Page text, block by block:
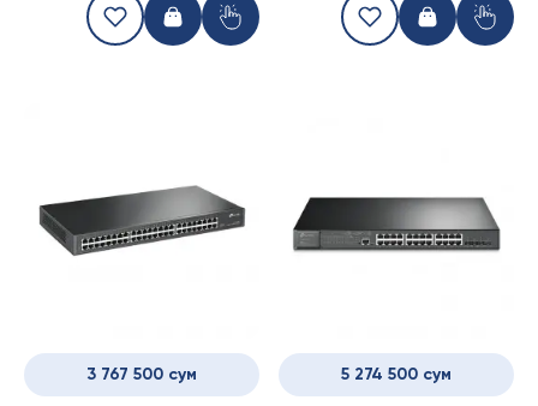
3 767 500 сум 5 274 500 сум